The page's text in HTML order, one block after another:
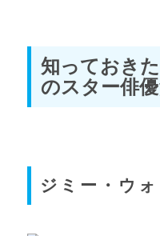
知っておき
のスター俳優
ジミー・ウ